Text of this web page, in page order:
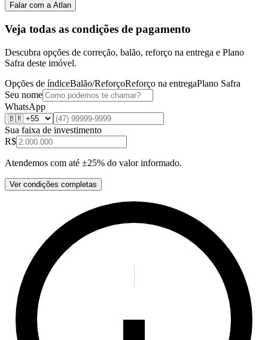
Falar com a Atlan
Veja todas as condições de pagamento
Descubra opções de correção, balão, reforço na entrega e Plano
Safra deste imóvel.
Opções de índiceBalão/ReforçoReforço na entregaPlano Safra
Seu nome
WhatsApp
Sua faixa de investimento
R$
Atendemos com até ±25% do valor informado.
Ver condições completas